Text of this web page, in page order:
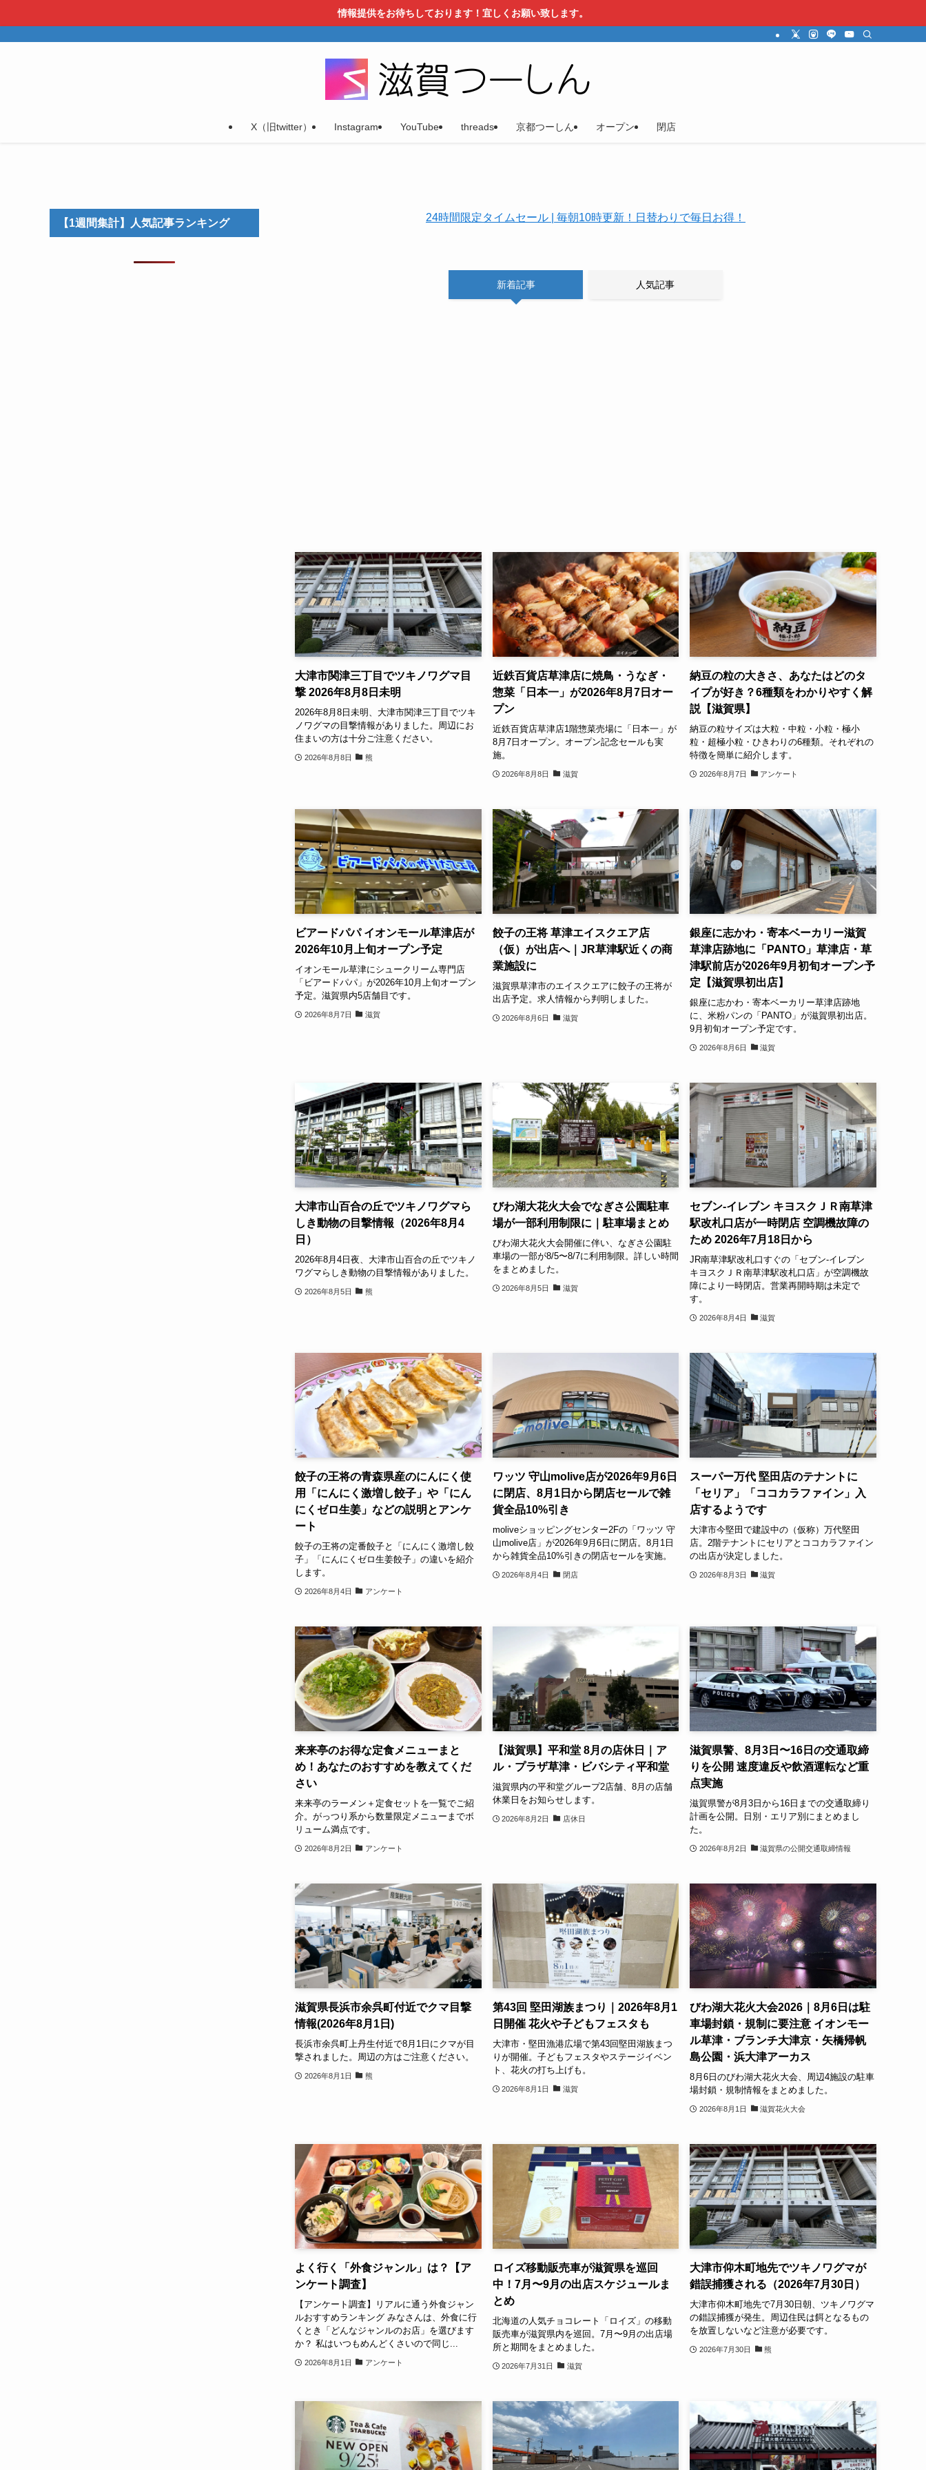
情報提供をお待ちしております！宜しくお願い致します。
X（旧twitter） Instagram YouTube threads 京都つーしん オープン 閉店
24時間限定タイムセール | 毎朝10時更新！日替わりで毎日お得！
新着記事 人気記事
大津市関津三丁目でツキノワグマ目
撃 2026年8月8日未明
2026年8月8日未明、大津市関津三丁目でツキ
ノワグマの目撃情報がありました。周辺にお
住まいの方は十分ご注意ください。
2026年8月8日 熊
近鉄百貨店草津店に焼鳥・うなぎ・
惣菜「日本一」が2026年8月7日オー
プン
近鉄百貨店草津店1階惣菜売場に「日本一」が
8月7日オープン。オープン記念セールも実
施。
2026年8月8日 滋賀
納豆の粒の大きさ、あなたはどのタ
イプが好き？6種類をわかりやすく解
説【滋賀県】
納豆の粒サイズは大粒・中粒・小粒・極小
粒・超極小粒・ひきわりの6種類。それぞれの
特徴を簡単に紹介します。
2026年8月7日 アンケート
ビアードパパ イオンモール草津店が
2026年10月上旬オープン予定
イオンモール草津にシュークリーム専門店
「ビアードパパ」が2026年10月上旬オープン
予定。滋賀県内5店舗目です。
2026年8月7日 滋賀
餃子の王将 草津エイスクエア店
（仮）が出店へ｜JR草津駅近くの商
業施設に
滋賀県草津市のエイスクエアに餃子の王将が
出店予定。求人情報から判明しました。
2026年8月6日 滋賀
銀座に志かわ・寄本ベーカリー滋賀
草津店跡地に「PANTO」草津店・草
津駅前店が2026年9月初旬オープン予
定【滋賀県初出店】
銀座に志かわ・寄本ベーカリー草津店跡地
に、米粉パンの「PANTO」が滋賀県初出店。
9月初旬オープン予定です。
2026年8月6日 滋賀
大津市山百合の丘でツキノワグマら
しき動物の目撃情報（2026年8月4
日）
2026年8月4日夜、大津市山百合の丘でツキノ
ワグマらしき動物の目撃情報がありました。
2026年8月5日 熊
びわ湖大花火大会でなぎさ公園駐車
場が一部利用制限に｜駐車場まとめ
びわ湖大花火大会開催に伴い、なぎさ公園駐
車場の一部が8/5〜8/7に利用制限。詳しい時間
をまとめました。
2026年8月5日 滋賀
セブン-イレブン キヨスクＪＲ南草津
駅改札口店が一時閉店 空調機故障の
ため 2026年7月18日から
JR南草津駅改札口すぐの「セブン-イレブン
キヨスクＪＲ南草津駅改札口店」が空調機故
障により一時閉店。営業再開時期は未定で
す。
2026年8月4日 滋賀
餃子の王将の青森県産のにんにく使
用「にんにく激増し餃子」や「にん
にくゼロ生姜」などの説明とアンケ
ート
餃子の王将の定番餃子と「にんにく激増し餃
子」「にんにくゼロ生姜餃子」の違いを紹介
します。
2026年8月4日 アンケート
ワッツ 守山molive店が2026年9月6日
に閉店、8月1日から閉店セールで雑
貨全品10%引き
moliveショッピングセンター2Fの「ワッツ 守
山molive店」が2026年9月6日に閉店。8月1日
から雑貨全品10%引きの閉店セールを実施。
2026年8月4日 閉店
スーパー万代 堅田店のテナントに
「セリア」「ココカラファイン」入
店するようです
大津市今堅田で建設中の（仮称）万代堅田
店。2階テナントにセリアとココカラファイン
の出店が決定しました。
2026年8月3日 滋賀
来来亭のお得な定食メニューまと
め！あなたのおすすめを教えてくだ
さい
来来亭のラーメン＋定食セットを一覧でご紹
介。がっつり系から数量限定メニューまでボ
リューム満点です。
2026年8月2日 アンケート
【滋賀県】平和堂 8月の店休日｜ア
ル・プラザ草津・ビバシティ平和堂
滋賀県内の平和堂グループ2店舗、8月の店舗
休業日をお知らせします。
2026年8月2日 店休日
滋賀県警、8月3日〜16日の交通取締
りを公開 速度違反や飲酒運転など重
点実施
滋賀県警が8月3日から16日までの交通取締り
計画を公開。日別・エリア別にまとめまし
た。
2026年8月2日 滋賀県の公開交通取締情報
滋賀県長浜市余呉町付近でクマ目撃
情報(2026年8月1日)
長浜市余呉町上丹生付近で8月1日にクマが目
撃されました。周辺の方はご注意ください。
2026年8月1日 熊
第43回 堅田湖族まつり｜2026年8月1
日開催 花火や子どもフェスタも
大津市・堅田漁港広場で第43回堅田湖族まつ
りが開催。子どもフェスタやステージイベン
ト、花火の打ち上げも。
2026年8月1日 滋賀
びわ湖大花火大会2026｜8月6日は駐
車場封鎖・規制に要注意 イオンモー
ル草津・ブランチ大津京・矢橋帰帆
島公園・浜大津アーカス
8月6日のびわ湖大花火大会、周辺4施設の駐車
場封鎖・規制情報をまとめました。
2026年8月1日 滋賀花火大会
よく行く「外食ジャンル」は？【ア
ンケート調査】
【アンケート調査】リアルに通う外食ジャン
ルおすすめランキング みなさんは、外食に行
くとき「どんなジャンルのお店」を選びます
か？ 私はいつもめんどくさいので同じ...
2026年8月1日 アンケート
ロイズ移動販売車が滋賀県を巡回
中！7月〜9月の出店スケジュールま
とめ
北海道の人気チョコレート「ロイズ」の移動
販売車が滋賀県内を巡回。7月〜9月の出店場
所と期間をまとめました。
2026年7月31日 滋賀
大津市仰木町地先でツキノワグマが
錯誤捕獲される（2026年7月30日）
大津市仰木町地先で7月30日朝、ツキノワグマ
の錯誤捕獲が発生。周辺住民は餌となるもの
を放置しないなど注意が必要です。
2026年7月30日 熊
【1週間集計】人気記事ランキング